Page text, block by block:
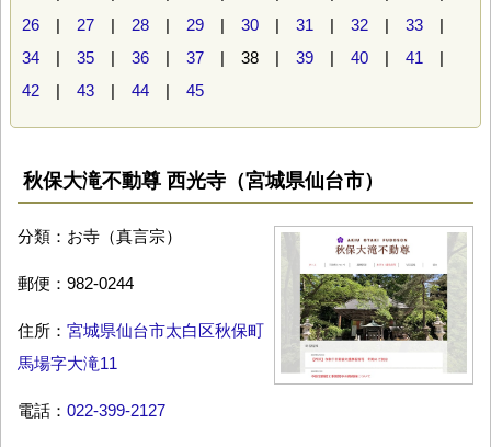
26 | 27 | 28 | 29 | 30 | 31 | 32 | 33 |
34 | 35 | 36 | 37 | 38 | 39 | 40 | 41 |
42 | 43 | 44 | 45
秋保大滝不動尊 西光寺（宮城県仙台市）
分類：お寺（真言宗）
郵便：982-0244
住所： 宮城県仙台市太白区秋保町
馬場字大滝11
電話： 022-399-2127